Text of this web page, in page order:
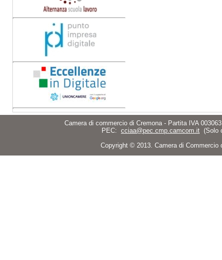
Camera di commercio di Cremona - Partita IVA
PEC: cciaa@pec.cmp.camcom.it (Solo
Copyright © 2013. Camera di